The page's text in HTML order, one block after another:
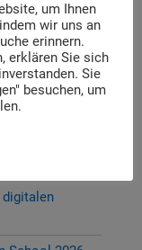
Muna
digitalen
um Ihnen
wir uns an
erinnern.
erklären Sie sich
Sie
besuchen, um